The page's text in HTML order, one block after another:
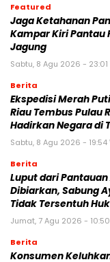
Featured
Jaga Ketahanan
Kampar Kiri Pantau
Jagung
Sabtu, 8 Agu 2026 - 23:01
Berita
Ekspedisi Merah
Riau Tembus Pulau
Hadirkan Negara di
Sabtu, 8 Agu 2026 - 19:54
Berita
Luput dari
Dibiarkan, Sabung
Tidak Tersentuh
Jumat, 7 Agu 2026 - 10:50
Berita
Konsumen